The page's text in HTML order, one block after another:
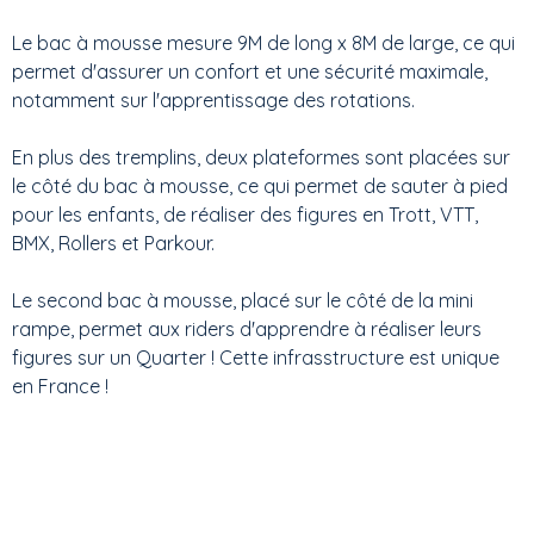
Le bac à mousse mesure 9M de long x 8M de large, ce qui
permet d'assurer un confort et une sécurité maximale,
notamment sur l'apprentissage des rotations.
En plus des tremplins, deux plateformes sont placées sur
le côté du bac à mousse, ce qui permet de sauter à pied
pour les enfants, de réaliser des figures en Trott, VTT,
BMX, Rollers et Parkour.
Le second bac à mousse, placé sur le côté de la mini
rampe, permet aux riders d'apprendre à réaliser leurs
figures sur un Quarter ! Cette infrasstructure est unique
en France !